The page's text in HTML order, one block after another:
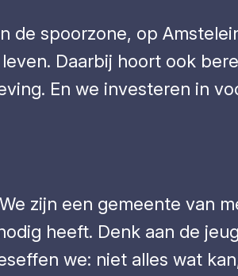
de spoorzone, op
Daarbij hoort ook
En we investeren in
zijn een gemeente van
heeft. Denk aan de
we: niet alles wat